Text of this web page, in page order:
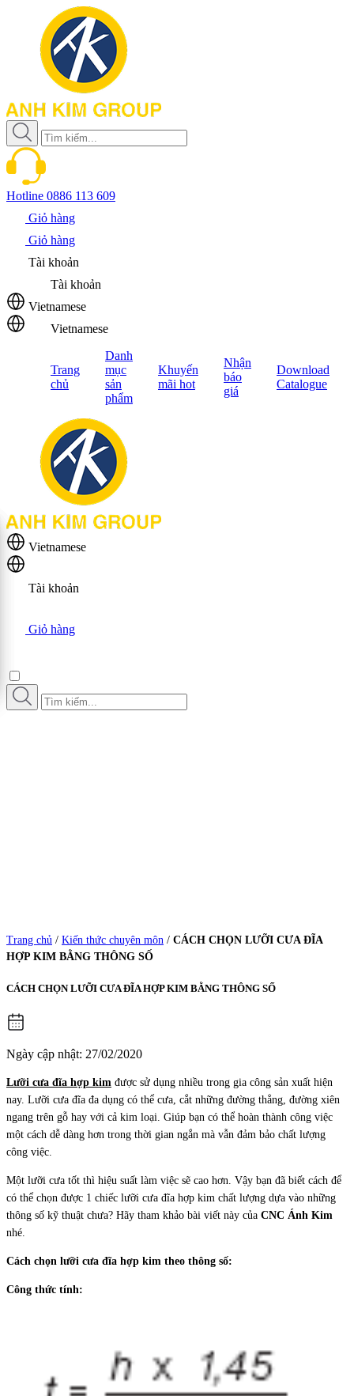
Hotline 0886 113 609
Giỏ hàng
Giỏ hàng
Tài khoản
Tài khoản
Vietnamese
Vietnamese
Trang
chủ
Danh
mục
sản
phẩm
Khuyến
mãi hot
Nhận
báo
giá
Download
Catalogue
Vietnamese
Tài khoản
Giỏ hàng
Trang chủ / Kiến thức chuyên môn / CÁCH CHỌN LƯỠI CƯA ĐĨA
HỢP KIM BẰNG THÔNG SỐ
CÁCH CHỌN LƯỠI CƯA ĐĨA HỢP KIM BẰNG THÔNG SỐ
Ngày cập nhật: 27/02/2020
Lưỡi cưa đĩa hợp kim được sử dụng nhiều trong gia công sản xuất hiện
nay. Lưỡi cưa đĩa đa dụng có thể cưa, cắt những đường thẳng, đường xiên
ngang trên gỗ hay với cả kim loại. Giúp bạn có thể hoàn thành công việc
một cách dễ dàng hơn trong thời gian ngắn mà vẫn đảm bảo chất lượng
công việc.
Một lưỡi cưa tốt thì hiệu suất làm việc sẽ cao hơn. Vậy bạn đã biết cách để
có thể chọn được 1 chiếc lưỡi cưa đĩa hợp kim chất lượng dựa vào những
thông số kỹ thuật chưa? Hãy tham khảo bài viết này của CNC Ánh Kim
nhé.
Cách chọn lưỡi cưa đĩa hợp kim theo thông số:
Công thức tính: